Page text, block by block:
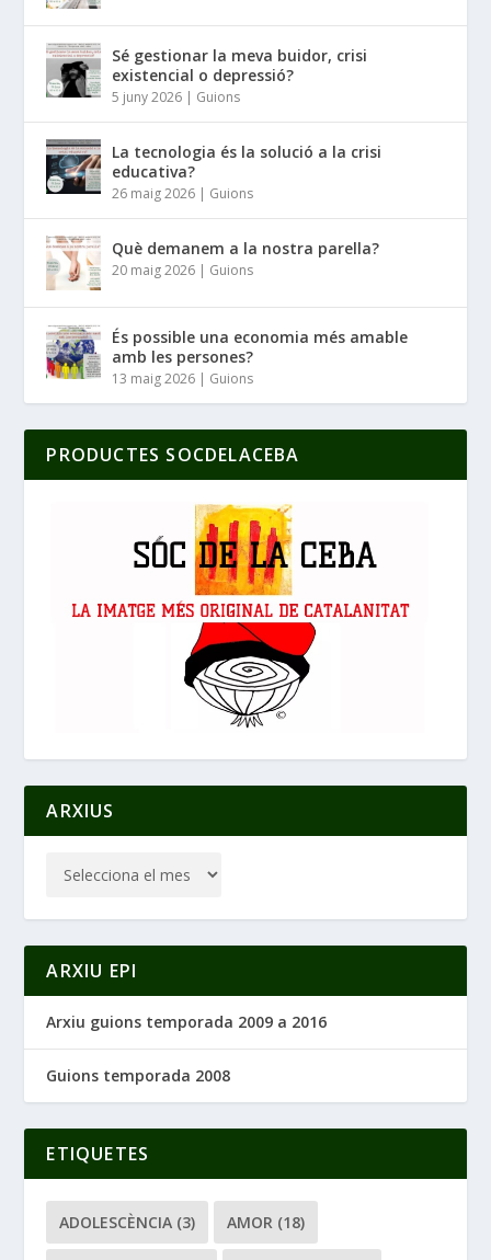
Sé gestionar la meva buidor, crisi
existencial o depressió?
5 juny 2026 | Guions
La tecnologia és la solució a la crisi
educativa?
26 maig 2026 | Guions
Què demanem a la nostra parella?
20 maig 2026 | Guions
És possible una economia més amable
amb les persones?
13 maig 2026 | Guions
PRODUCTES SOCDELACEBA
ARXIUS
ARXIU EPI
Arxiu guions temporada 2009 a 2016
Guions temporada 2008
ETIQUETES
ADOLESCÈNCIA (3) AMOR (18)